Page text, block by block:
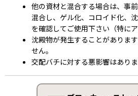
他の資材と混合する場合は、事
混合し、ゲル化、コロイド化、
を確認してご使用下さい（特に
沈殿物が発生することがありま
せん。
交配バチに対する悪影響はありま